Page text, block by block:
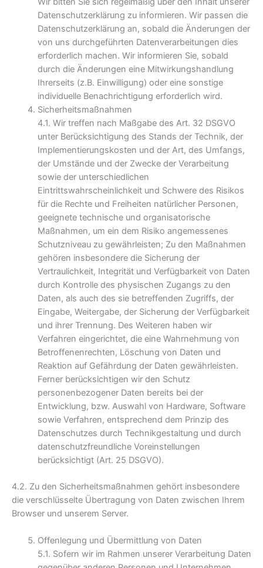
Datenschutzerklärung zu informieren. Wir passen die
Datenschutzerklärung an, sobald die Änderungen der
von uns durchgeführten Datenverarbeitungen dies
erforderlich machen. Wir informieren Sie, sobald
durch die Änderungen eine Mitwirkungshandlung
Ihrerseits (z.B. Einwilligung) oder eine sonstige
individuelle Benachrichtigung erforderlich wird.
Sicherheitsmaßnahmen
4.1. Wir treffen nach Maßgabe des Art. 32 DSGVO
unter Berücksichtigung des Stands der Technik, der
Implementierungskosten und der Art, des Umfangs,
der Umstände und der Zwecke der Verarbeitung
sowie der unterschiedlichen
Eintrittswahrscheinlichkeit und Schwere des Risikos
für die Rechte und Freiheiten natürlicher Personen,
geeignete technische und organisatorische
Maßnahmen, um ein dem Risiko angemessenes
Schutzniveau zu gewährleisten; Zu den Maßnahmen
gehören insbesondere die Sicherung der
Vertraulichkeit, Integrität und Verfügbarkeit von Daten
durch Kontrolle des physischen Zugangs zu den
Daten, als auch des sie betreffenden Zugriffs, der
Eingabe, Weitergabe, der Sicherung der Verfügbarkeit
und ihrer Trennung. Des Weiteren haben wir
Verfahren eingerichtet, die eine Wahrnehmung von
Betroffenenrechten, Löschung von Daten und
Reaktion auf Gefährdung der Daten gewährleisten.
Ferner berücksichtigen wir den Schutz
personenbezogener Daten bereits bei der
Entwicklung, bzw. Auswahl von Hardware, Software
sowie Verfahren, entsprechend dem Prinzip des
Datenschutzes durch Technikgestaltung und durch
datenschutzfreundliche Voreinstellungen
berücksichtigt (Art. 25 DSGVO).
4.2. Zu den Sicherheitsmaßnahmen gehört insbesondere
die verschlüsselte Übertragung von Daten zwischen Ihrem
Browser und unserem Server.
Offenlegung und Übermittlung von Daten
5.1. Sofern wir im Rahmen unserer Verarbeitung Daten